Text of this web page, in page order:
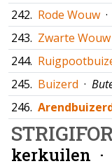
242. Rode Wouw ·
243. Zwarte Wouw
244.
245. Buizerd ·
246.
kerkuilen ·